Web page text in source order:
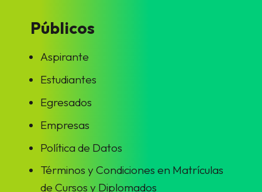
Públicos
Aspirante
Estudiantes
Egresados
Empresas
Política de Datos
Términos y Condiciones en Matrículas
de Cursos y Diplomados